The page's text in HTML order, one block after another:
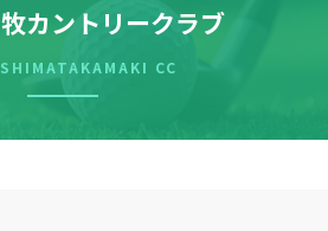
カントリークラブ
CC